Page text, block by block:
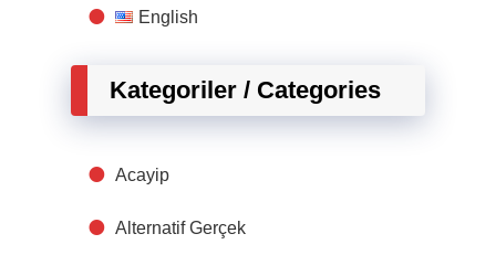
English
Kategoriler / Categories
Acayip
Alternatif Gerçek